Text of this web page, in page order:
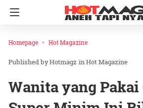
Homepage Hot Magazine
Hotmagz inHot Magazine
Wanita yang Pakai